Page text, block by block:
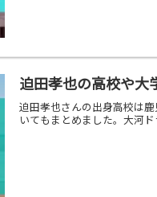
迫田孝也の高校や大
迫田孝也さんの出身高校は
いてもまとめました。大河